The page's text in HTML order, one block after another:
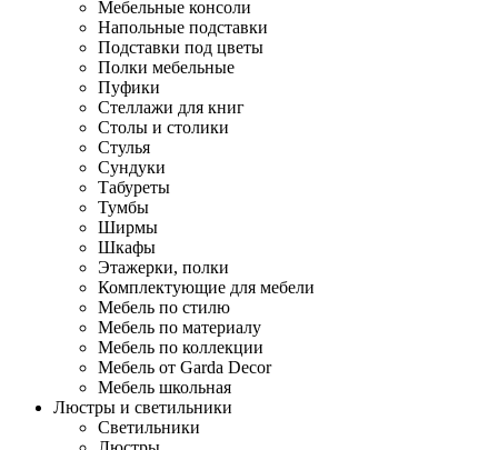
Мебельные консоли
Напольные подставки
Подставки под цветы
Полки мебельные
Пуфики
Стеллажи для книг
Столы и столики
Стулья
Сундуки
Табуреты
Тумбы
Ширмы
Шкафы
Этажерки, полки
Комплектующие для мебели
Мебель по стилю
Мебель по материалу
Мебель по коллекции
Мебель от Garda Decor
Мебель школьная
Люстры и светильники
Светильники